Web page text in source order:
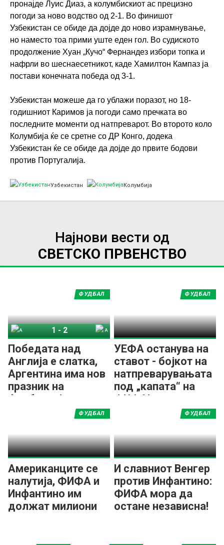
пронајде Луис Диаз, а колумбискиот ас прецизно
погоди за ново водство од 2-1. Во финишот
Узбекистан се обиде да дојде до ново израмнување,
но наместо тоа прими уште еден гол. Во судиското
продолжение Хуан „Кучо“ Фернандез избори топка и
нафрли во шеснаесетникот, каде Хамилтон Кампаз ја
постави конечната победа од 3-1.
Узбекистан можеше да го ублажи поразот, но 18-
годишниот Каримов ја погоди само пречката во
последните моменти од натпреварот. Во второто коло
Колумбија ќе се сретне со ДР Конго, додека
Узбекистан ќе се обиде да дојде до првите бодови
против Португалија.
Узбекистан Колумбија
Најнови вести од
СВЕТСКО ПРВЕНСТВО
Победата над
Англија е слатка,
Аргентина има нов
празник на
фудбалот!
ФУДБАЛ
1 - 2
УЕФА останува на
ставот - бојкот на
натпреварувањата
под „капата“ на
ФИФА!
ФУДБАЛ
Американците се
налутија, ФИФА и
Инфантино им
должат милиони
ФУДБАЛ
И славниот Венгер
против Инфантино:
ФИФА мора да
остане независна!
ФУДБАЛ